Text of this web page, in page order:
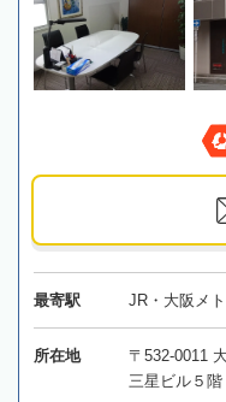
最寄駅 JR・大阪メ
所在地
〒532-0011
三星ビル５階